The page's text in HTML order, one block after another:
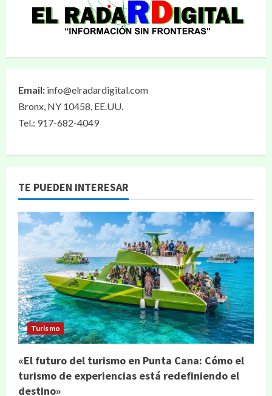
Email: info@elradardigital.com
Bronx, NY 10458, EE.UU.
Tel.: 917-682-4049
TE PUEDEN INTERESAR
Turismo
«El futuro del turismo en Punta Cana: Cómo el
turismo de experiencias está redefiniendo el
destino»